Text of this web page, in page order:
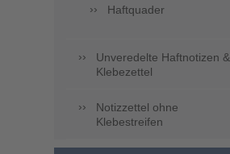
Haftquader
Unveredelte Haftnotizen &
Klebezettel
Notizzettel ohne
Klebestreifen